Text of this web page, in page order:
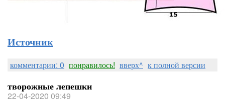
Источник
комментарии: 0 понравилось! вверх^ к полной версии
творожные лепешки
22-04-2020 09:49